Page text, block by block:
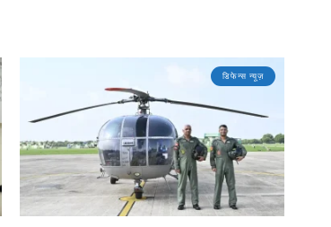
डिफेन्स न्यूज़